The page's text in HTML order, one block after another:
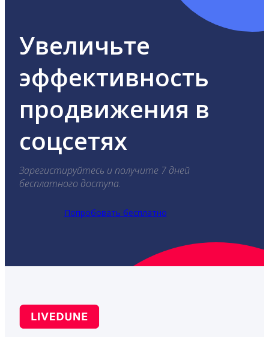
Увеличьте
эффективность
продвижения в
соцсетях
Зарегистируйтесь и получите 7 дней
бесплатного доступа.
Попробовать бесплатно